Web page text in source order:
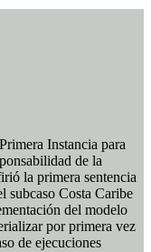
Instancia para
de la
la primera sentencia
subcaso Costa Caribe
del modelo
por primera vez
de ejecuciones